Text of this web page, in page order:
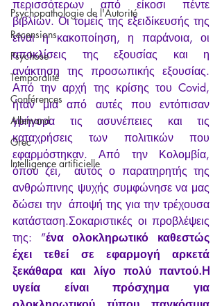
Psychopathologie de l'Autorité
Recensions
Psychose
Temporalité
Conférences
Allemand
Grec
Intelligence artificielle
περισσότερων από είκοσι πέντε
βιβλίων. Οι τομείς της εξειδίκευσής της
είναι η κακοποίηση, η παράνοια, οι
αποκλίσεις της εξουσίας και η
ανάκτηση της προσωπικής εξουσίας.
Από την αρχή της κρίσης του Covid,
ήταν μια από αυτές που εντόπισαν
γρήγορα τις ασυνέπειες και τις
καταχρήσεις των πολιτικών που
εφαρμόστηκαν. Από την Κολομβία,
όπου ζει,  αυτός ο παρατηρητής της
ανθρώπινης ψυχής συμφώνησε να μας
δώσει την  άποψή της για την τρέχουσα
κατάσταση.Σοκαριστικές οι προβλέψεις
της: ”ένα ολοκληρωτικό καθεστώς
έχει τεθεί σε εφαρμογή αρκετά
ξεκάθαρα και λίγο πολύ παντού.H
υγεία είναι πρόσχημα για